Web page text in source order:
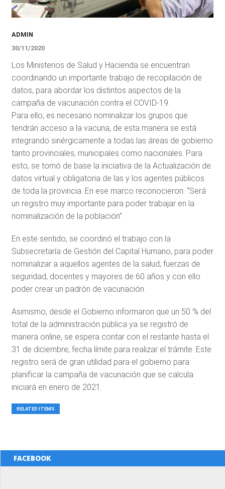
ADMIN
30/11/2020
Los Ministerios de Salud y Hacienda se encuentran
coordinando un importante trabajo de recopilación de
datos, para abordar los distintos aspectos de la
campaña de vacunación contra el COVID-19.
Para ello, es necesario nominalizar los grupos que
tendrán acceso a la vacuna, de esta manera se está
integrando sinérgicamente a todas las áreas de gobierno
tanto provinciales, municipales como nacionales. Para
esto, se tomó de base la iniciativa de la Actualización de
datos virtual y obligatoria de las y los agentes públicos
de toda la provincia. En ese marco reconocieron: “Será
un registro muy importante para poder trabajar en la
nominalización de la población”.
En este sentido, se coordinó el trabajo con la
Subsecretaría de Gestión del Capital Humano, para poder
nominalizar a aquellos agentes de la salud, fuerzas de
seguridad, docentes y mayores de 60 años y con ello
poder crear un padrón de vacunación.
Asimismo, desde el Gobierno informaron que un 50 % del
total de la administración pública ya se registró de
manera online, se espera contar con el restante hasta el
31 de diciembre, fecha límite para realizar el trámite. Este
registro será de gran utilidad para el gobierno para
planificar la campaña de vacunación que se calcula
iniciará en enero de 2021.
RELATED ITEMS
FACEBOOK